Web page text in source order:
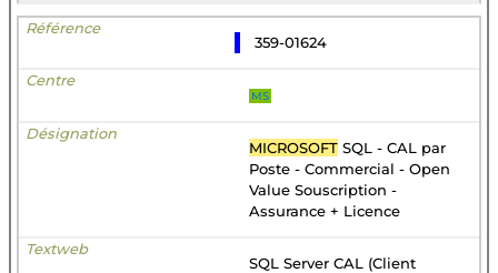
359-01624
MS
MICROSOFT SQL - CAL par
Poste - Commercial - Open
Value Souscription -
Assurance + Licence
SQL Server CAL (Client